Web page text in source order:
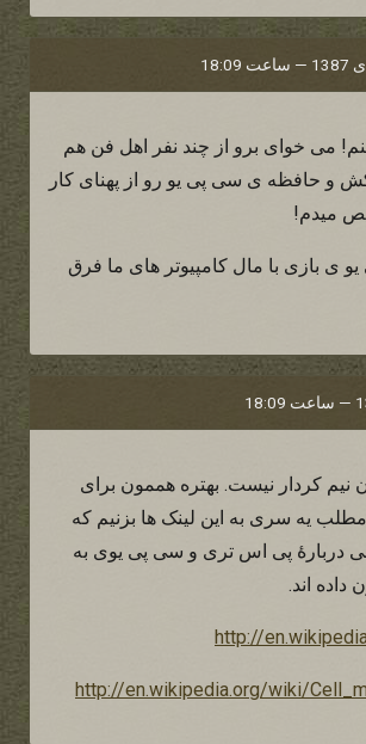
می خوای برو از چند نفر اهل فن هم
و حافظه ی سی پی یو رو از پهنای کار
میدم!
ی بازی با مال کامپیوتر های ما فرق
کردار نیست. بهتره هممون برای
یه سری به این لینک ها بزنیم که
دربارۀ پی اس تری و سی پی یوی به
داده اند.
http://
http://en.wikipedia.org/wiki/